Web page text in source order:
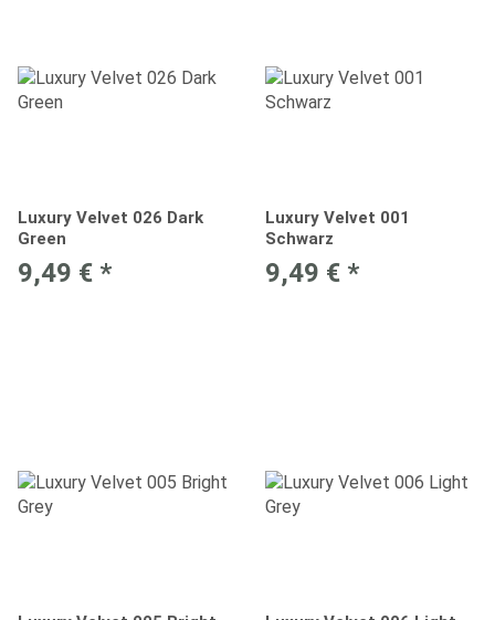
Luxury Velvet 026 Dark
Green
9,49 € *
Luxury Velvet 001
Schwarz
9,49 € *